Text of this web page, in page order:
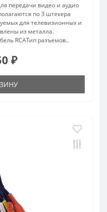
передачи видео и аудио
по 3 штекера
для телевизионных и
из металла.
RCAТип разъемов..
₽